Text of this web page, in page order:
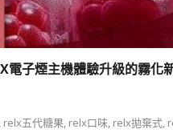
電子煙主機體驗升級的霧化
, relx五代糖果, relx口味, relx拋棄式,